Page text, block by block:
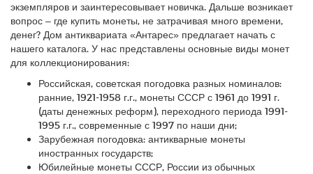
экземпляров и заинтересовывает новичка. Дальше возникает
вопрос – где купить монеты, не затрачивая много времени,
денег? Дом антиквариата «Антарес» предлагает начать с
нашего каталога. У нас представлены основные виды монет
для коллекционирования:
Российская, советская погодовка разных номиналов:
ранние, 1921-1958 г.г., монеты СССР с 1961 до 1991 г.
(даты денежных реформ), переходного периода 1991-
1995 г.г., современные с 1997 по наши дни;
Зарубежная погодовка: антикварные монеты
иностранных государств;
Юбилейные монеты СССР, России из обычных